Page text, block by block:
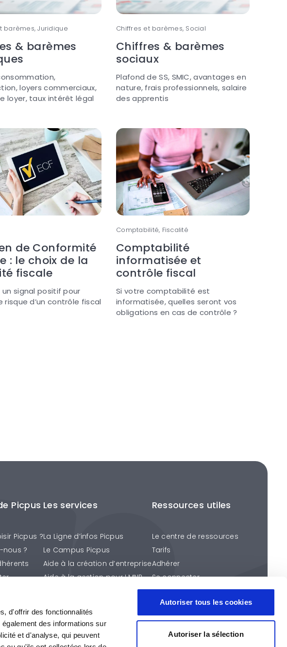
d'offrir des fonctionnalités
des informations sur
et d'analyse, qui peuvent
Autoriser tous les cookies
Autoriser la sélection
barèmes, Juridique
& barèmes
loyers commerciaux,
loyer, taux intérêt légal
Chiffres et barèmes, Social
Chiffres & barèmes
sociaux
Plafond de SS, SMIC, avantages en
nature, frais professionnels, salaire
des apprentis
de Conformité
: le choix de la
fiscale
un signal positif pour
risque d’un contrôle fiscal
Comptabilité, Fiscalité
Comptabilité
informatisée et
contrôle fiscal
Si votre comptabilité est
informatisée, quelles seront vos
obligations en cas de contrôle ?
Picpus
Picpus ?
nous ?
Les services
La Ligne d’infos Picpus
Le Campus Picpus
Aide à la création d’entreprise
Aide à la gestion pour LMNP
Ressources utiles
Le centre de ressources
Tarifs
Adhérer
Se connecter